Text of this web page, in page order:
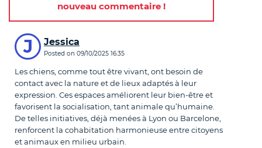
nouveau commentaire !
Commentaires
J Jessica
Posted on 09/10/2025 16:35
Les chiens, comme tout être vivant, ont besoin de
contact avec la nature et de lieux adaptés à leur
expression. Ces espaces améliorent leur bien-être et
favorisent la socialisation, tant animale qu’humaine.
De telles initiatives, déjà menées à Lyon ou Barcelone,
renforcent la cohabitation harmonieuse entre citoyens
et animaux en milieu urbain.